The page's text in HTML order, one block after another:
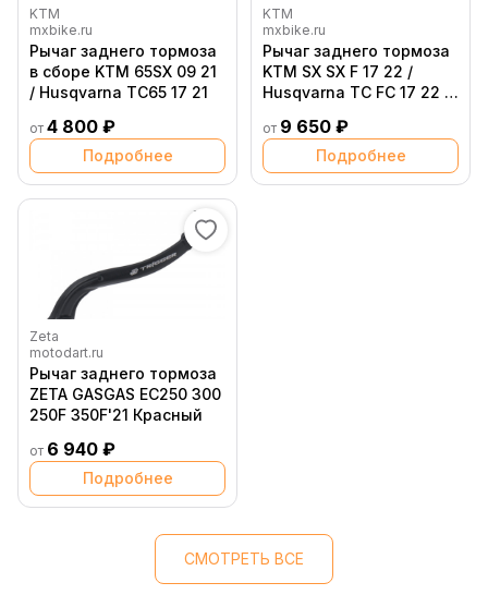
KTM
mxbike.ru
Рычаг заднего тормоза
в сборе KTM 65SX 09 21
/ Husqvarna TC65 17 21
от 4 800 ₽
Подробнее
KTM
mxbike.ru
Рычаг заднего тормоза
KTM SX SX F 17 22 /
Husqvarna TC FC 17 22 /
от 9 650 ₽
Подробнее
Zeta
motodart.ru
Рычаг заднего тормоза
ZETA GASGAS EC250 300
250F 350F'21 Красный
от 6 940 ₽
Подробнее
СМОТРЕТЬ ВСЕ